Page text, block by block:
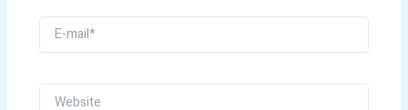
Website